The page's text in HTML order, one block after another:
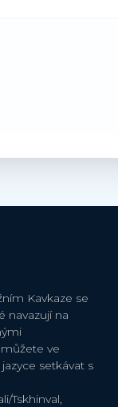
Kavkaze se
navazují na
ve
setkávat s
Tskhinval,